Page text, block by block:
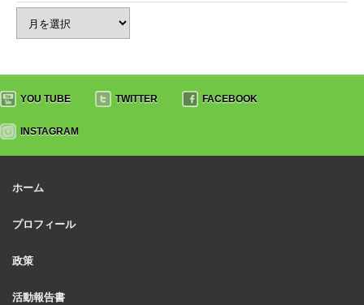
YOU TUBE TWITTER FACEBOOK
INSTAGRAM
ホーム
プロフィール
政策
活動報告書